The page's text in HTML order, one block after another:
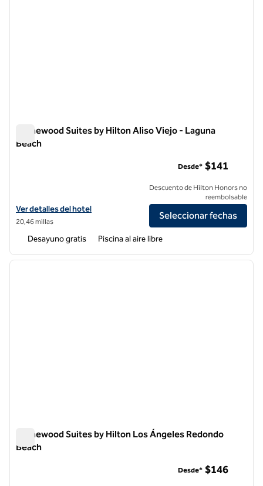
Homewood Suites by Hilton Aliso Viejo - Laguna
Beach
Ver detalles del hotel Homewood Suites by Hilton Aliso Viejo -
Ver detalles del hotel
20,46 millas
Desde* $141
Descuento de Hilton Honors no
reembolsable
Seleccionar fechas
Desayuno gratis Piscina al aire libre
1 de 12
Homewood Suites by Hilton Los Ángeles Redondo
Beach
Desde* $146